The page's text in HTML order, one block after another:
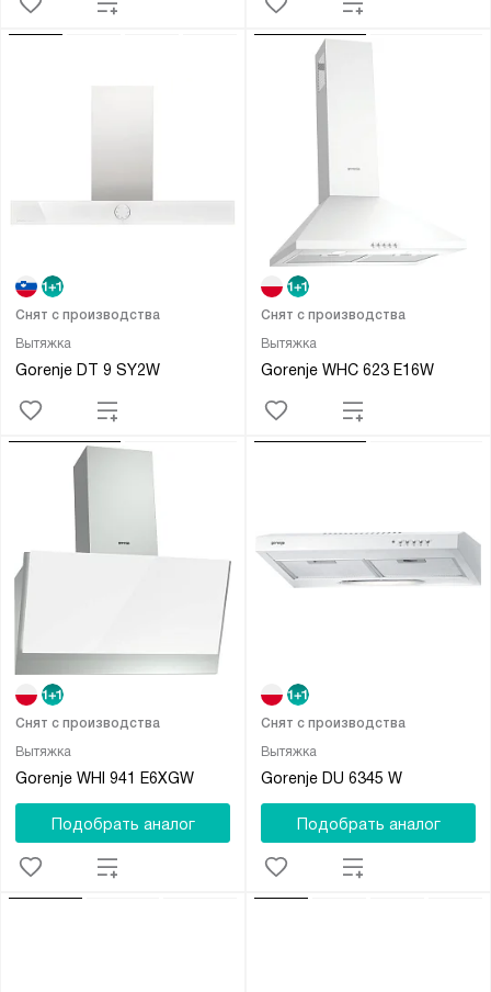
Вытяжка
Gorenje DT 9 SY2W
Снят с производства
Вытяжка
Gorenje WHC 623 E16W
Снят с производства
Вытяжка
Gorenje WHI 941 E6XGW
Снят с производства
Подобрать аналог
Вытяжка
Gorenje DU 6345 W
Снят с производства
Подобрать аналог